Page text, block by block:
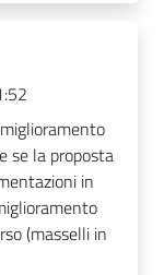
se la proposta
in
(masselli in